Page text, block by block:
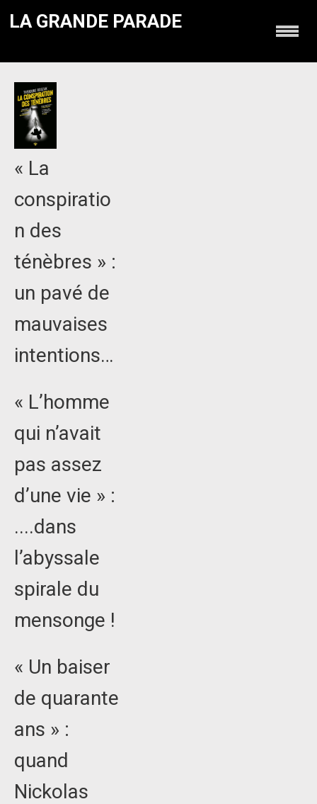
LA GRANDE PARADE
« La
conspiratio
n des
ténèbres » :
un pavé de
mauvaises
intentions…
« L’homme
qui n’avait
pas assez
d’une vie » :
....dans
l’abyssale
spirale du
mensonge !
« Un baiser
de quarante
ans » :
quand
Nickolas